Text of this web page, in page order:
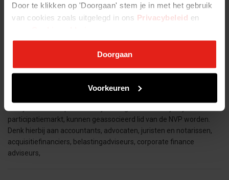
Door te klikken op 'Doorgaan' stem je in met het gebruik
van cookies zoals uitgelegd in ons Privacybeleid en
Doorgaan
Voorkeuren
SuperReturn CFO/COO - SuperReturn CFO/COO
October 2025 | Hotel Okura, Amsterdam 10% discount VIP code:
FKR3576NVP View website SuperReturn CFO/COO returns to
Amsterdam this September. Join 400+ senior
participatiemarkt, kunnen geassocieerd lid van de NVP worden.
Denk hierbij aan accountants, advocaten, juristen en notarissen,
acquisitiefinanciers, belastingadviseurs, corporate finance
adviseurs,